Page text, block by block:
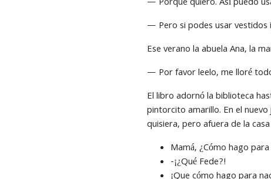
— Pero si podes usar vestidos
Ese verano la abuela Ana, la
— Por favor leelo, me lloré
El libro adornó la biblioteca
pintorcito amarillo. En el
quisiera, pero afuera de la
Mamá, ¿Cómo hago
-¡¿Qué Fede?!